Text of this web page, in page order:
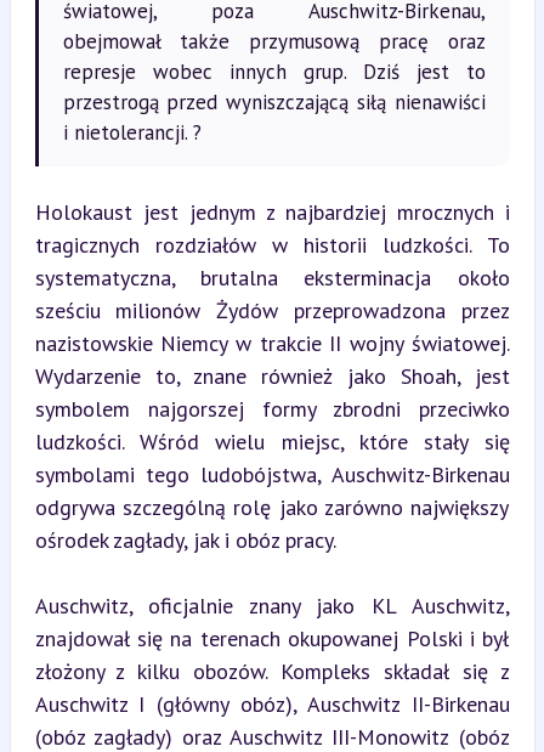
światowej, poza Auschwitz-Birkenau,
obejmował także przymusową pracę oraz
represje wobec innych grup. Dziś jest to
przestrogą przed wyniszczającą siłą nienawiści
i nietolerancji. ?
Holokaust jest jednym z najbardziej mrocznych i
tragicznych rozdziałów w historii ludzkości. To
systematyczna, brutalna eksterminacja około
sześciu milionów Żydów przeprowadzona przez
nazistowskie Niemcy w trakcie II wojny światowej.
Wydarzenie to, znane również jako Shoah, jest
symbolem najgorszej formy zbrodni przeciwko
ludzkości. Wśród wielu miejsc, które stały się
symbolami tego ludobójstwa, Auschwitz-Birkenau
odgrywa szczególną rolę jako zarówno największy
ośrodek zagłady, jak i obóz pracy.
Auschwitz, oficjalnie znany jako KL Auschwitz,
znajdował się na terenach okupowanej Polski i był
złożony z kilku obozów. Kompleks składał się z
Auschwitz I (główny obóz), Auschwitz II-Birkenau
(obóz zagłady) oraz Auschwitz III-Monowitz (obóz